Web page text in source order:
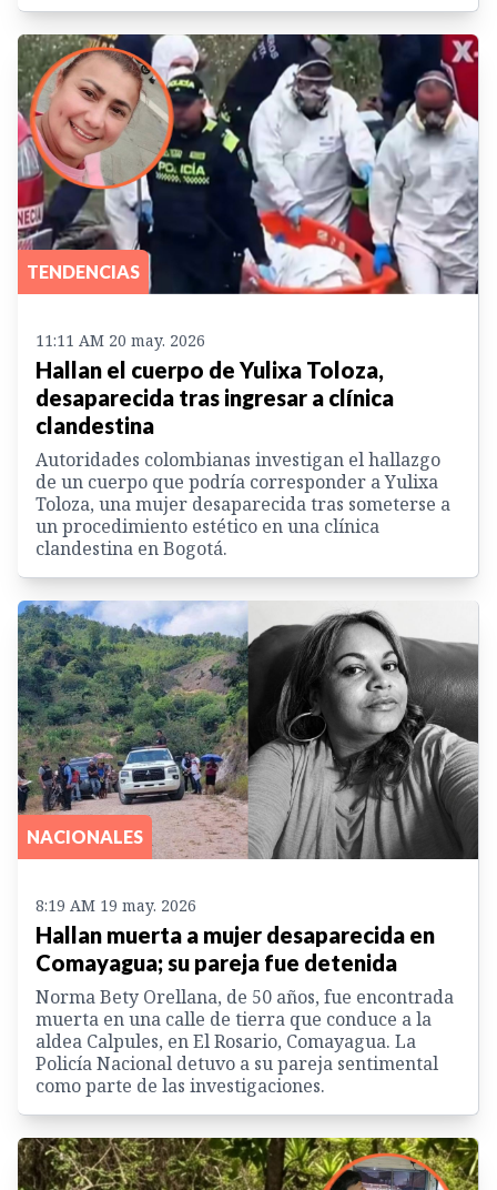
TENDENCIAS
11:11 AM 20 may. 2026
Hallan el cuerpo de Yulixa Toloza,
desaparecida tras ingresar a clínica
clandestina
Autoridades colombianas investigan el hallazgo
de un cuerpo que podría corresponder a Yulixa
Toloza, una mujer desaparecida tras someterse a
un procedimiento estético en una clínica
clandestina en Bogotá.
NACIONALES
8:19 AM 19 may. 2026
Hallan muerta a mujer desaparecida en
Comayagua; su pareja fue detenida
Norma Bety Orellana, de 50 años, fue encontrada
muerta en una calle de tierra que conduce a la
aldea Calpules, en El Rosario, Comayagua. La
Policía Nacional detuvo a su pareja sentimental
como parte de las investigaciones.